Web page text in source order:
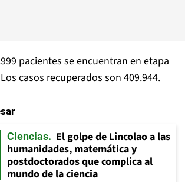
pacientes se encuentran en etapa
casos recuperados son 409.944.
Ciencias
El golpe de Lincolao a las
humanidades, matemática y
postdoctorados que complica al
mundo de la ciencia